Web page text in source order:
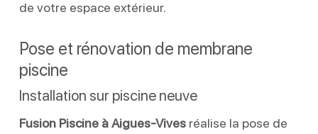
de votre espace extérieur.
Pose et rénovation de membrane
piscine
Installation sur piscine neuve
Fusion Piscine à Aigues-Vivesréalise la pose de